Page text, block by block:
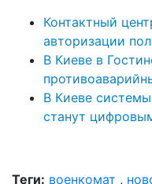
Контактный
авторизации
В Киеве в
В Киеве
станут
Теги: военкомат ,